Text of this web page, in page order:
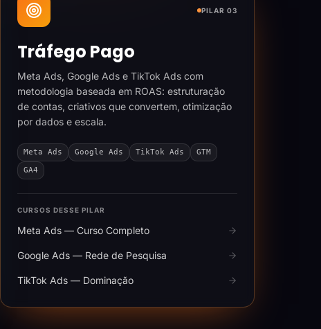
PILAR 03
Tráfego Pago
Meta Ads, Google Ads e TikTok Ads com
metodologia baseada em ROAS: estruturação
de contas, criativos que convertem, otimização
por dados e escala.
Meta Ads Google Ads TikTok Ads
GTM
GA4
CURSOS DESSE PILAR
Meta Ads — Curso Completo
Google Ads — Rede de Pesquisa
TikTok Ads — Dominação